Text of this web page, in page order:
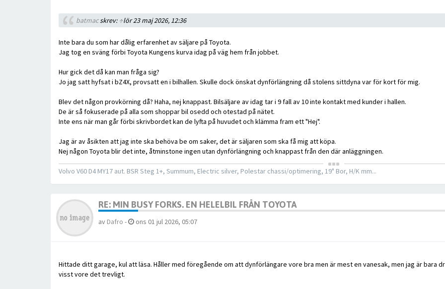
batmacskrev:↑lör 23 maj 2026, 12:36
Inte bara du som har dålig erfarenhet av säljare på Toyota.
Jag tog en sväng förbi Toyota Kungens kurva idag på väg hem från jobbet.
Hur gick det då kan man fråga sig?
Jo jag satt hyfsat i bZ4X, provsatt en i bilhallen. Skulle dock önskat dynförlängning då stolens sittdyna var för kort för mig.
Blev det någon provkörning då? Haha, nej knappast. Bilsäljare av idag tar i 9 fall av 10 inte kontakt med kunder i hallen.
De är så fokuserade på alla som shoppar bil osedd och otestad på nätet.
Inte ens när man går förbi skrivbordet kan de lyfta på huvudet och klämma fram ett "Hej".
Jag är av åsikten att jag inte ska behöva be om saker, det är säljaren som ska få mig att köpa.
Nej någon Toyota blir det inte, åtminstone ingen utan dynförlängning och knappast från den där anläggningen.
Volvo V60 D4 MY17 aut. BSR Steg 1+, Summum, Electric silver, Polestar chassi/optimering, 19" Bor, H/K mm...
RE: MIN BUSY FORKS. EN HELELBIL FRÅN TOYOTA
av Dafro - ons 01 jul 2026, 05:07
Hittade ditt garage, kul att läsa. Håller med föregående om att dynförlängare vore bra men är mest en vanesak, men jag är bara
visst vore det trevligt.